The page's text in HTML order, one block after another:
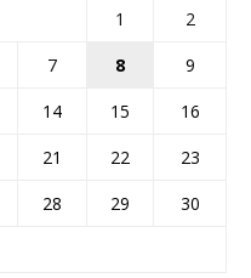
1
2
7 8
9
14 15
16
21 22
23
28 29
30